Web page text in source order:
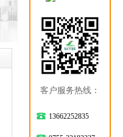
客户服务热线：
13662252835